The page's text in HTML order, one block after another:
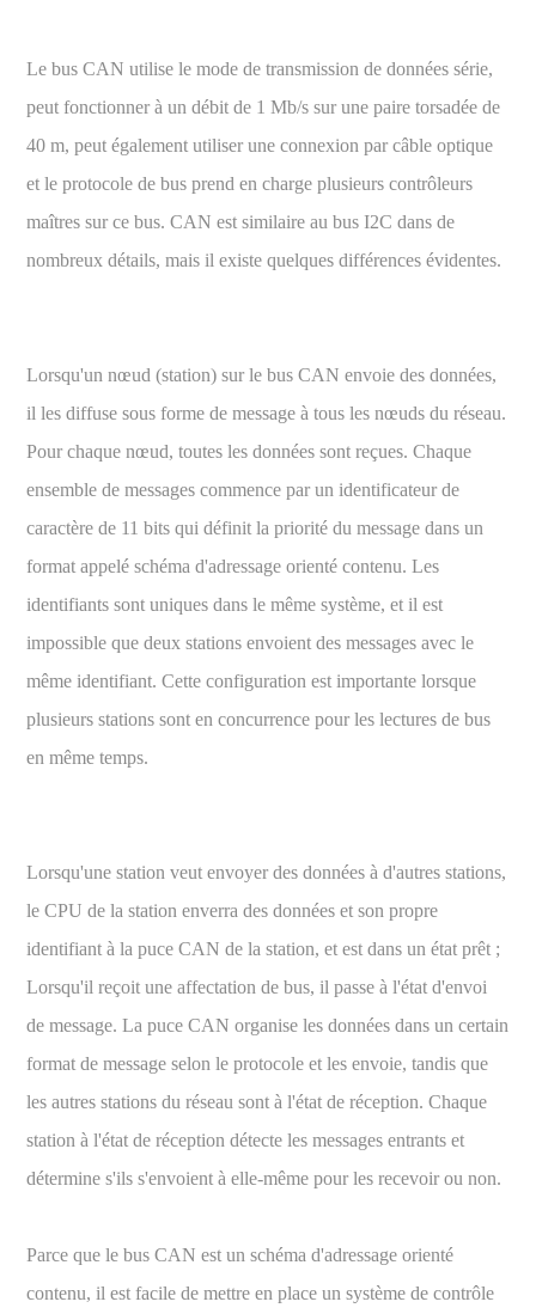
Le bus CAN utilise le mode de transmission de données série,
peut fonctionner à un débit de 1 Mb/s sur une paire torsadée de
40 m, peut également utiliser une connexion par câble optique
et le protocole de bus prend en charge plusieurs contrôleurs
maîtres sur ce bus. CAN est similaire au bus I2C dans de
nombreux détails, mais il existe quelques différences évidentes.
Lorsqu'un nœud (station) sur le bus CAN envoie des données,
il les diffuse sous forme de message à tous les nœuds du réseau.
Pour chaque nœud, toutes les données sont reçues. Chaque
ensemble de messages commence par un identificateur de
caractère de 11 bits qui définit la priorité du message dans un
format appelé schéma d'adressage orienté contenu. Les
identifiants sont uniques dans le même système, et il est
impossible que deux stations envoient des messages avec le
même identifiant. Cette configuration est importante lorsque
plusieurs stations sont en concurrence pour les lectures de bus
en même temps.
Lorsqu'une station veut envoyer des données à d'autres stations,
le CPU de la station enverra des données et son propre
identifiant à la puce CAN de la station, et est dans un état prêt ;
Lorsqu'il reçoit une affectation de bus, il passe à l'état d'envoi
de message. La puce CAN organise les données dans un certain
format de message selon le protocole et les envoie, tandis que
les autres stations du réseau sont à l'état de réception. Chaque
station à l'état de réception détecte les messages entrants et
détermine s'ils s'envoient à elle-même pour les recevoir ou non.
Parce que le bus CAN est un schéma d'adressage orienté
contenu, il est facile de mettre en place un système de contrôle